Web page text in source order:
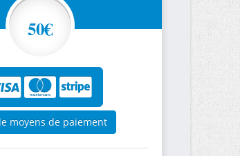
50€
moyens de paiement